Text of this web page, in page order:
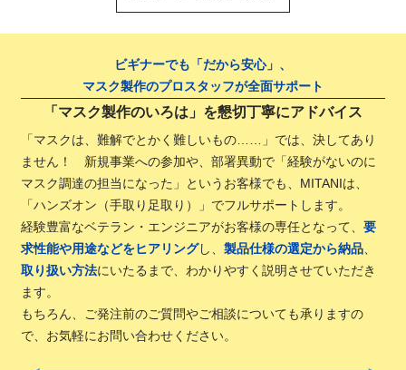
ビギナーでも「だから安心」、
マスク製作のプロスタッフが全面サポート
「マスク製作のいろは」を懇切丁寧にアドバイス
「マスクは、難解でとかく難しいもの……」では、決してあり
ません！ 新規事業への参加や、部署異動で「経験がないのに
マスク調達の担当になった」というお客様でも、MITANIは、
「ハンズオン（手取り足取り）」でフルサポートします。
経験豊富なベテラン・エンジニアがお客様の専任となって、 要
求性能や用途などをヒアリングし、 製品仕様の選定から納品、
取り扱い方法にいたるまで、わかりやすく説明させていただき
ます。
もちろん、ご発注前のご質問やご相談についても承りますの
で、お気軽にお問い合わせください。